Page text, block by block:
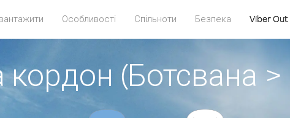
Особливості Спільноти Безпека Viber Out
кордон (Ботсвана